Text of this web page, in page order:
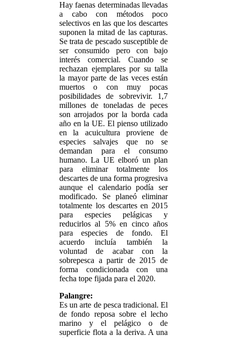
Hay faenas determinadas llevadas
a cabo con métodos poco
selectivos en las que los descartes
suponen la mitad de las capturas.
Se trata de pescado susceptible de
ser consumido pero con bajo
interés comercial. Cuando se
rechazan ejemplares por su talla
la mayor parte de las veces están
muertos o con muy pocas
posibilidades de sobrevivir. 1,7
millones de toneladas de peces
son arrojados por la borda cada
año en la UE. El pienso utilizado
en la acuicultura proviene de
especies salvajes que no se
demandan para el consumo
humano. La UE elboró un plan
para eliminar totalmente los
descartes de una forma progresiva
aunque el calendario podía ser
modificado. Se planeó eliminar
totalmente los descartes en 2015
para especies pelágicas y
reducirlos al 5% en cinco años
para especies de fondo. El
acuerdo incluía también la
voluntad de acabar con la
sobrepesca a partir de 2015 de
forma condicionada con una
fecha tope fijada para el 2020.
Palangre:
Es un arte de pesca tradicional. El
de fondo reposa sobre el lecho
marino y el pelágico o de
superficie flota a la deriva. A una